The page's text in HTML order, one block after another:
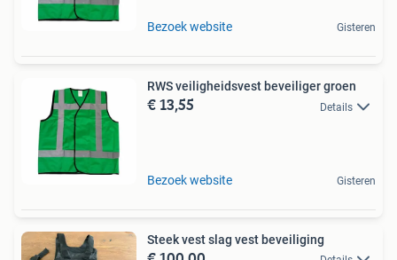
Bezoek website Gisteren
RWS veiligheidsvest beveiliger groen
€ 13,55 Details
Bezoek website Gisteren
Steek vest slag vest beveiliging